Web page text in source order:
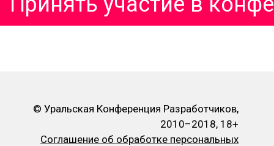
© Уральская Конференция Разработчиков,
2010–2018, 18+
Соглашение об обработке персональных